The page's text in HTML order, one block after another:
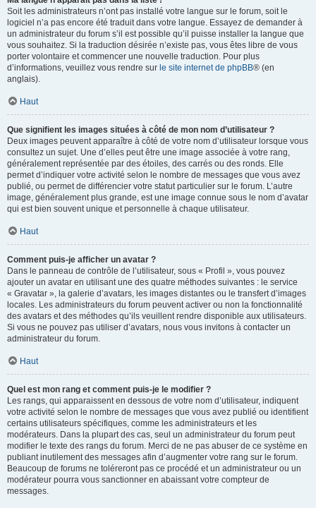
Soit les administrateurs n’ont pas installé votre langue sur le forum, soit le
logiciel n’a pas encore été traduit dans votre langue. Essayez de demander à
un administrateur du forum s’il est possible qu’il puisse installer la langue que
vous souhaitez. Si la traduction désirée n’existe pas, vous êtes libre de vous
porter volontaire et commencer une nouvelle traduction. Pour plus
d’informations, veuillez vous rendre sur le site internet de phpBB® (en
anglais).
Haut
Que signifient les images situées à côté de mon nom d’utilisateur ?
Deux images peuvent apparaître à côté de votre nom d’utilisateur lorsque vous
consultez un sujet. Une d’elles peut être une image associée à votre rang,
généralement représentée par des étoiles, des carrés ou des ronds. Elle
permet d’indiquer votre activité selon le nombre de messages que vous avez
publié, ou permet de différencier votre statut particulier sur le forum. L’autre
image, généralement plus grande, est une image connue sous le nom d’avatar
qui est bien souvent unique et personnelle à chaque utilisateur.
Haut
Comment puis-je afficher un avatar ?
Dans le panneau de contrôle de l’utilisateur, sous « Profil », vous pouvez
ajouter un avatar en utilisant une des quatre méthodes suivantes : le service
« Gravatar », la galerie d’avatars, les images distantes ou le transfert d’images
locales. Les administrateurs du forum peuvent activer ou non la fonctionnalité
des avatars et des méthodes qu’ils veuillent rendre disponible aux utilisateurs.
Si vous ne pouvez pas utiliser d’avatars, nous vous invitons à contacter un
administrateur du forum.
Haut
Quel est mon rang et comment puis-je le modifier ?
Les rangs, qui apparaissent en dessous de votre nom d’utilisateur, indiquent
votre activité selon le nombre de messages que vous avez publié ou identifient
certains utilisateurs spécifiques, comme les administrateurs et les
modérateurs. Dans la plupart des cas, seul un administrateur du forum peut
modifier le texte des rangs du forum. Merci de ne pas abuser de ce système en
publiant inutilement des messages afin d’augmenter votre rang sur le forum.
Beaucoup de forums ne toléreront pas ce procédé et un administrateur ou un
modérateur pourra vous sanctionner en abaissant votre compteur de
messages.